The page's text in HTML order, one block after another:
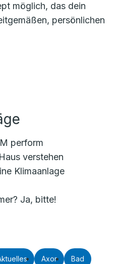
möglich, das dein
persönlichen
perform
verstehen
Klimaanlage
Ja, bitte!
Axor Bad